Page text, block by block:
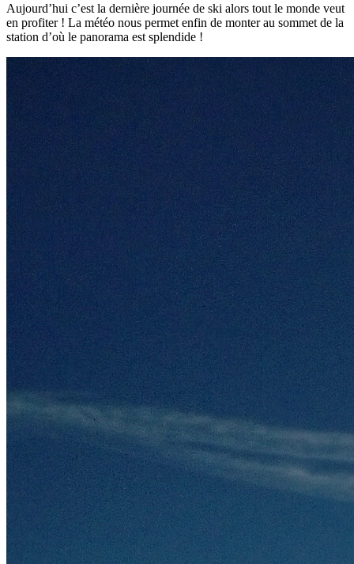
Aujourd’hui c’est la dernière journée de ski alors tout le monde veut
en profiter ! La météo nous permet enfin de monter au sommet de la
station d’où le panorama est splendide !